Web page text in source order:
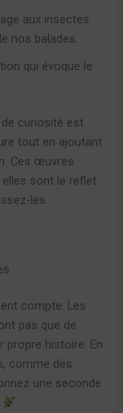
aux insectes
nos balades.
qui évoque le
curiosité est
tout en ajoutant
Ces œuvres
sont le reflet
les
compte. Les
pas que de
propre histoire. En
comme des
une seconde